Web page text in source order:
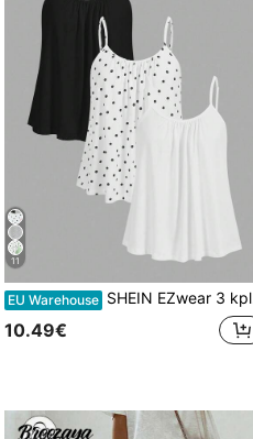
11
EU Warehouse SHEIN EZwear 3 kpl setti naisille plisseerattu pilkullinen toppi, löysä istuvuus, säädettävä olkain, sopii kevät/kesäksi Pilkullinen toppipakkaus koulun alkuun
10.49€